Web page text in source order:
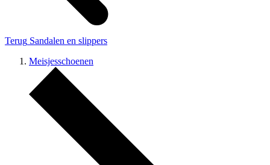
Terug Sandalen en slippers
Meisjesschoenen